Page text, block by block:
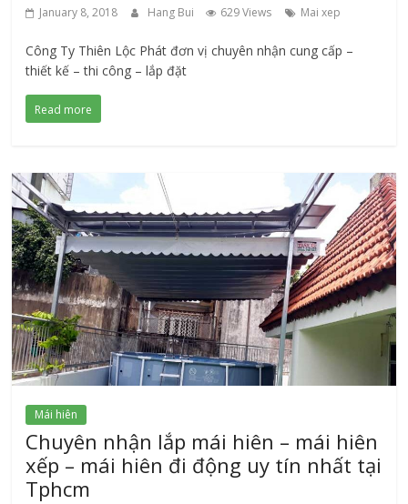
January 8, 2018 Hang Bui 629 Views Mai xep
Công Ty Thiên Lộc Phát đơn vị chuyên nhận cung cấp –
thiết kế – thi công – lắp đặt
Read more
Mái hiên
Chuyên nhận lắp mái hiên – mái hiên
xếp – mái hiên đi động uy tín nhất tại
Tphcm